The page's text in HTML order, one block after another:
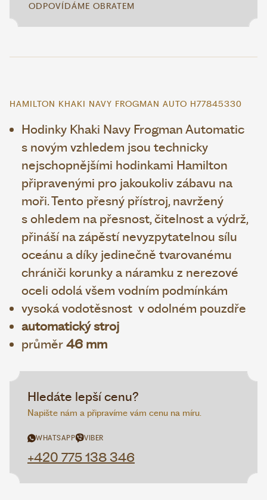
ODPOVÍDÁME OBRATEM
HAMILTON KHAKI NAVY FROGMAN AUTO H77845330
Hodinky Khaki Navy Frogman Automatic
s novým vzhledem jsou technicky
nejschopnějšími hodinkami Hamilton
připravenými pro jakoukoliv zábavu na
moři. Tento přesný přístroj, navržený
s ohledem na přesnost, čitelnost a výdrž,
přináší na zápěstí nevyzpytatelnou sílu
oceánu a díky jedinečně tvarovanému
chrániči korunky a náramku z nerezové
oceli odolá všem vodním podmínkám
vysoká vodotěsnost v odolném pouzdře
automatický stroj
průměr 46 mm
Hledáte lepší cenu?
Napište nám a připravíme vám cenu na míru.
WHATSAPP VIBER
+420 775 138 346